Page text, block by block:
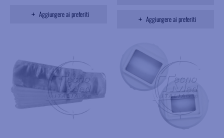
Aggiungere ai preferiti Aggiungere ai preferiti